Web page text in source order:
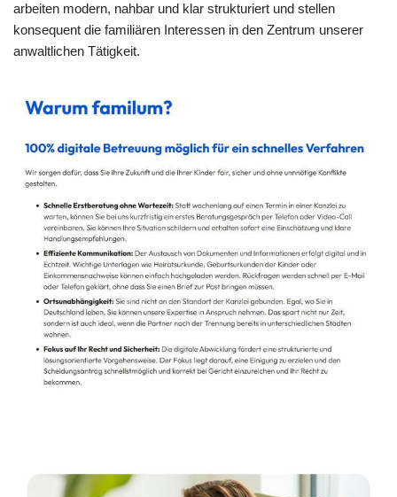
arbeiten modern, nahbar und klar strukturiert und stellen
konsequent die familiären Interessen in den Zentrum unserer
anwaltlichen Tätigkeit.